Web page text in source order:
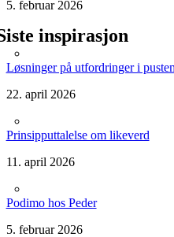
5. februar 2026
inspirasjon
Løsninger på utfordringer i
22. april 2026
Prinsipputtalelse om likeverd
11. april 2026
Podimo hos Peder
5. februar 2026